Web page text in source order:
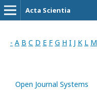
Acta Scientia
- A B C D E F G H I J K L M
Open Journal Systems